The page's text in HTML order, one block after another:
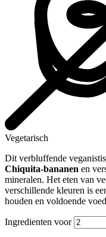
Vegetarisch
Dit verbluffende
Chiquita-bananen en
mineralen. Het eten van
verschillende kleuren is
houden en voldoende
Ingredienten voor